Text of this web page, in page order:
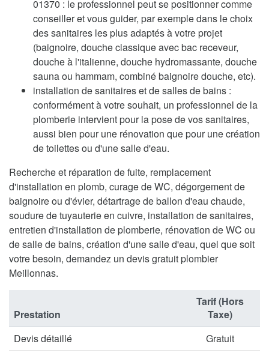
01370 : le professionnel peut se positionner comme
conseiller et vous guider, par exemple dans le choix
des sanitaires les plus adaptés à votre projet
(baignoire, douche classique avec bac receveur,
douche à l'italienne, douche hydromassante, douche
sauna ou hammam, combiné baignoire douche, etc).
installation de sanitaires et de salles de bains :
conformément à votre souhait, un professionnel de la
plomberie intervient pour la pose de vos sanitaires,
aussi bien pour une rénovation que pour une création
de toilettes ou d'une salle d'eau.
Recherche et réparation de fuite, remplacement
d'installation en plomb, curage de WC, dégorgement de
baignoire ou d'évier, détartrage de ballon d'eau chaude,
soudure de tuyauterie en cuivre, installation de sanitaires,
entretien d'installation de plomberie, rénovation de WC ou
de salle de bains, création d'une salle d'eau, quel que soit
votre besoin, demandez un devis gratuit plombier
Meillonnas.
Prestation
Tarif (Hors
Taxe)
Devis détaillé
Gratuit